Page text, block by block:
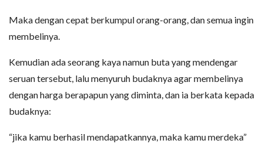
Maka dengan cepat berkumpul orang-orang, dan semua ingin
membelinya.
Kemudian ada seorang kaya namun buta yang mendengar
seruan tersebut, lalu menyuruh budaknya agar membelinya
dengan harga berapapun yang diminta, dan ia berkata kepada
budaknya:
“jika kamu berhasil mendapatkannya, maka kamu merdeka”